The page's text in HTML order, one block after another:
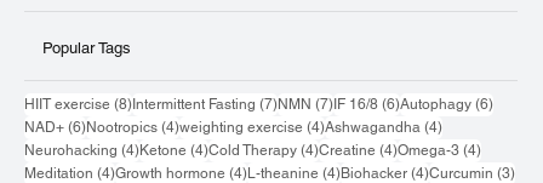
Popular Tags
HIIT exercise (8)8 กระทู้
Intermittent Fasting (7)7 กระทู้
NMN (7)7 กระทู้
IF 16/8 (6)6 กระทู้
Autophagy (6)6 กระทู้
NAD+ (6)6 กระทู้
Nootropics (4)4 กระทู้
weighting exercise (4)4 กระทู้
Ashwagandha (4)4 กระทู้
Neurohacking (4)4 กระทู้
Ketone (4)4 กระทู้
Cold Therapy (4)4 กระทู้
Creatine (4)4 กระทู้
Omega-3 (4)4 กระทู้
Meditation (4)4 กระทู้
Growth hormone (4)4 กระทู้
L-theanine (4)4 กระทู้
Biohacker (4)4 กระทู้
Curcumin (3)3 ก